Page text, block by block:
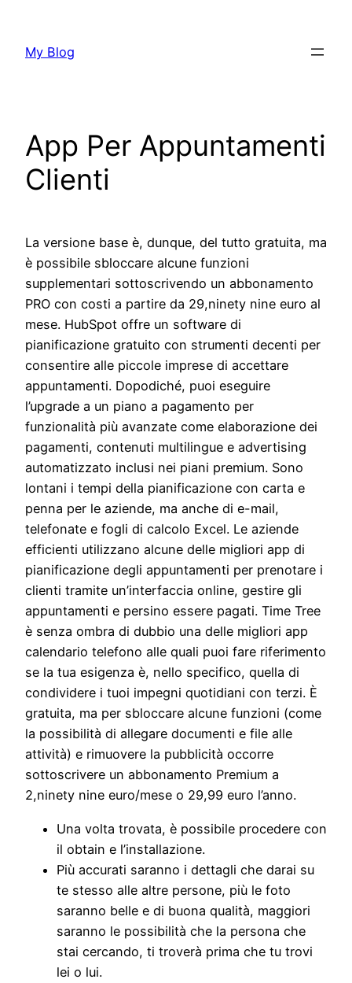
contenu
My Blog
App Per Appuntamenti
Clienti
La versione base è, dunque, del tutto gratuita, ma
è possibile sbloccare alcune funzioni
supplementari sottoscrivendo un abbonamento
PRO con costi a partire da 29,ninety nine euro al
mese. HubSpot offre un software di
pianificazione gratuito con strumenti decenti per
consentire alle piccole imprese di accettare
appuntamenti. Dopodiché, puoi eseguire
l’upgrade a un piano a pagamento per
funzionalità più avanzate come elaborazione dei
pagamenti, contenuti multilingue e advertising
automatizzato inclusi nei piani premium. Sono
lontani i tempi della pianificazione con carta e
penna per le aziende, ma anche di e-mail,
telefonate e fogli di calcolo Excel. Le aziende
efficienti utilizzano alcune delle migliori app di
pianificazione degli appuntamenti per prenotare i
clienti tramite un’interfaccia online, gestire gli
appuntamenti e persino essere pagati. Time Tree
è senza ombra di dubbio una delle migliori app
calendario telefono alle quali puoi fare riferimento
se la tua esigenza è, nello specifico, quella di
condividere i tuoi impegni quotidiani con terzi. È
gratuita, ma per sbloccare alcune funzioni (come
la possibilità di allegare documenti e file alle
attività) e rimuovere la pubblicità occorre
sottoscrivere un abbonamento Premium a
2,ninety nine euro/mese o 29,99 euro l’anno.
Una volta trovata, è possibile procedere con
il obtain e l’installazione.
Più accurati saranno i dettagli che darai su
te stesso alle altre persone, più le foto
saranno belle e di buona qualità, maggiori
saranno le possibilità che la persona che
stai cercando, ti troverà prima che tu trovi
lei o lui.